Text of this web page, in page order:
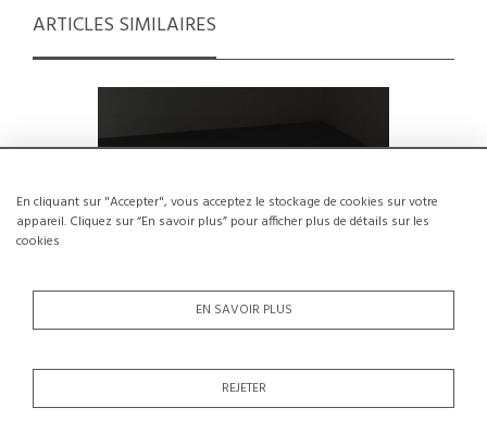
En cliquant sur "Accepter", vous acceptez le stockage de cookies sur votre
appareil. Cliquez sur “En savoir plus” pour afficher plus de détails sur les
cookies
EN SAVOIR PLUS
REJETER
ARTICLES SIMILAIRES
Chaise par Sori Yanagi pour Kotobuki,